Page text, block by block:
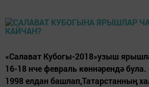
«Салават Кубогы-2018»узыш
16-18 нче февраль көннәрендә
1998 елдан башлап,Татарстанның